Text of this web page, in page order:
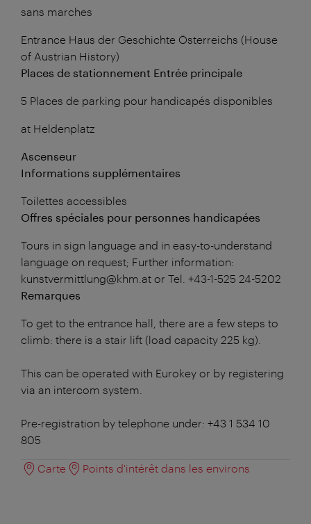
sans marches
Entrance Haus der Geschichte Österreichs (House
of Austrian History)
Places de stationnement Entrée principale
5 Places de parking pour handicapés disponibles
at Heldenplatz
Ascenseur
Informations supplémentaires
Toilettes accessibles
Offres spéciales pour personnes handicapées
Tours in sign language and in easy-to-understand
language on request; Further information:
kunstvermittlung@khm.at or Tel. +43-1-525 24-5202
Remarques
To get to the entrance hall, there are a few steps to
climb: there is a stair lift (load capacity 225 kg).
This can be operated with Eurokey or by registering
via an intercom system.
Pre-registration by telephone under: +43 1 534 10
805
Carte Points d'intérêt dans les environs